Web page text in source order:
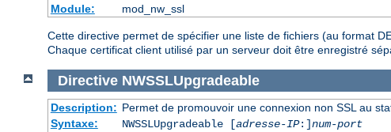
Module:
mod_nw_ssl
Cette directive permet de spécifier une liste de fichiers (au format
Chaque certificat client utilisé par un serveur doit être enregistré
Directive NWSSLUpgradeable
Description: Permet de promouvoir une connexion non SSL au
Syntaxe:
NWSSLUpgradeable [adresse-IP:]num-port